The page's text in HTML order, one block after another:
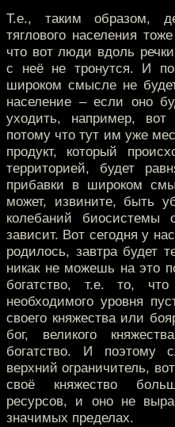
Т.е., таким образом,
тяглового населения
что вот люди вдоль
с неё не тронутся. И
широком смысле не
население – если оно
уходить, например,
потому что тут им уже
продукт, который
территорией, будет
прибавки в широком
может, извините, быть
колебаний
зависит. Вот сегодня у
родилось, завтра будет
никак не можешь на это
богатство, т.е. то,
необходимого уровня
своего княжества или
бог, великого
богатство. И поэтому
верхний ограничитель,
своё княжество
ресурсов, и оно не
значимых пределах.